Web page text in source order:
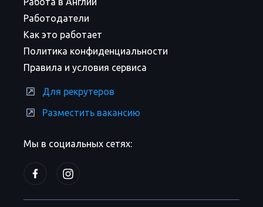
Мы в социальных сетях:
Работодатели
Как это работает
Политика конфиденциальности
Правила и условия сервиса
Для рекрутеров
Разместить вакансию